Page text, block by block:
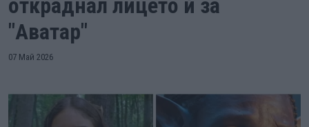
откраднал лицето ѝ за
"Аватар"
07 Май 2026